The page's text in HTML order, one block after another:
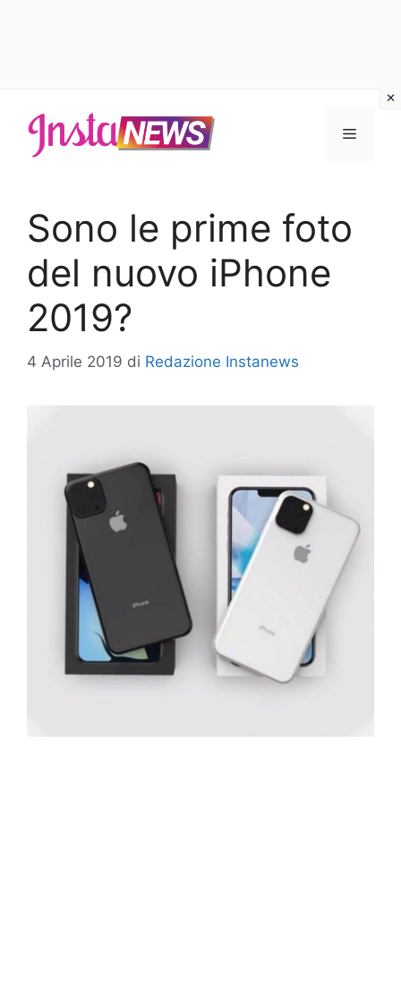
contenuto
Menu
Sono le prime foto
del nuovo iPhone
2019?
4 Aprile 2019 di Redazione Instanews